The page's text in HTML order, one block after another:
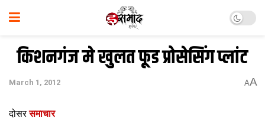
किशनगंज मे खुलत फूड प्रोसेसिंग प्लांट
March 1, 2012 AA
दोसर समाचार